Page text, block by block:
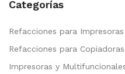
Categorías
Refacciones para Impresoras
Refacciones para Copiadoras
Impresoras y